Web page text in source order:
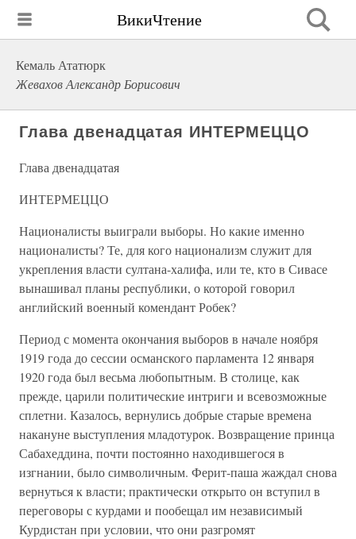
ВикиЧтение
Кемаль Ататюрк
Жевахов Александр Борисович
Глава двенадцатая ИНТЕРМЕЦЦО
Глава двенадцатая
ИНТЕРМЕЦЦО
Националисты выиграли выборы. Но какие именно
националисты? Те, для кого национализм служит для
укрепления власти султана-халифа, или те, кто в Сивасе
вынашивал планы республики, о которой говорил
английский военный комендант Робек?
Период с момента окончания выборов в начале ноября
1919 года до сессии османского парламента 12 января
1920 года был весьма любопытным. В столице, как
прежде, царили политические интриги и всевозможные
сплетни. Казалось, вернулись добрые старые времена
накануне выступления младотурок. Возвращение принца
Сабахеддина, почти постоянно находившегося в
изгнании, было символичным. Ферит-паша жаждал снова
вернуться к власти; практически открыто он вступил в
переговоры с курдами и пообещал им независимый
Курдистан при условии, что они разгромят